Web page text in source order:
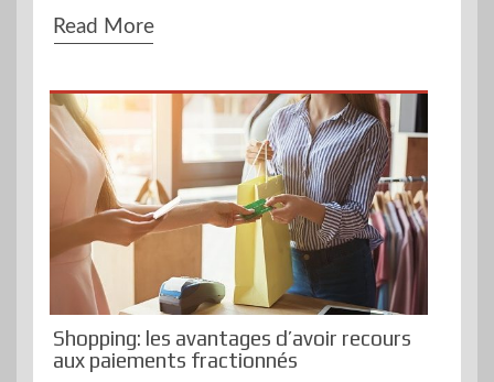
Read More
Shopping: les avantages d’avoir recours
aux paiements fractionnés